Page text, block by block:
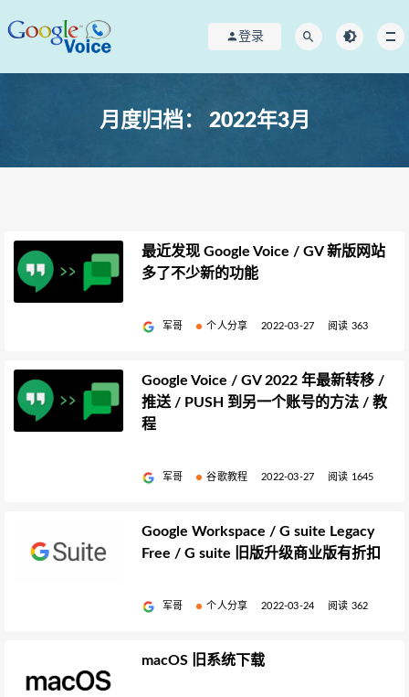
登录
月度归档： 2022年3月
最近发现 Google Voice / GV 新版网站
多了不少新的功能
军哥 个人分享 2022-03-27 阅读 363
Google Voice / GV 2022 年最新转移 /
推送 / PUSH 到另一个账号的方法 / 教
程
军哥 谷歌教程 2022-03-27 阅读 1645
Google Workspace / G suite Legacy
Free / G suite 旧版升级商业版有折扣
军哥 个人分享 2022-03-24 阅读 362
macOS 旧系统下载